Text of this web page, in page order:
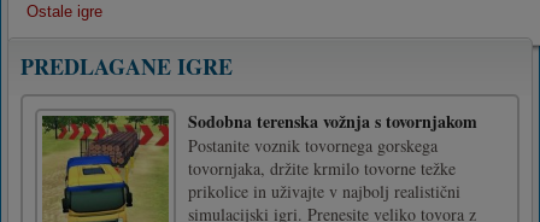
Ostale igre
PREDLAGANE IGRE
Sodobna terenska vožnja s tovornjakom
Postanite voznik tovornega gorskega
tovornjaka, držite krmilo tovorne težke
prikolice in uživajte v najbolj realistični
simulacijski igri. Prenesite veliko tovora z